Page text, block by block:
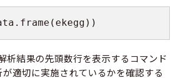
( ekegg ) )
析結果の先頭数行を表示するコマンド
が適切に実施されているかを確認する